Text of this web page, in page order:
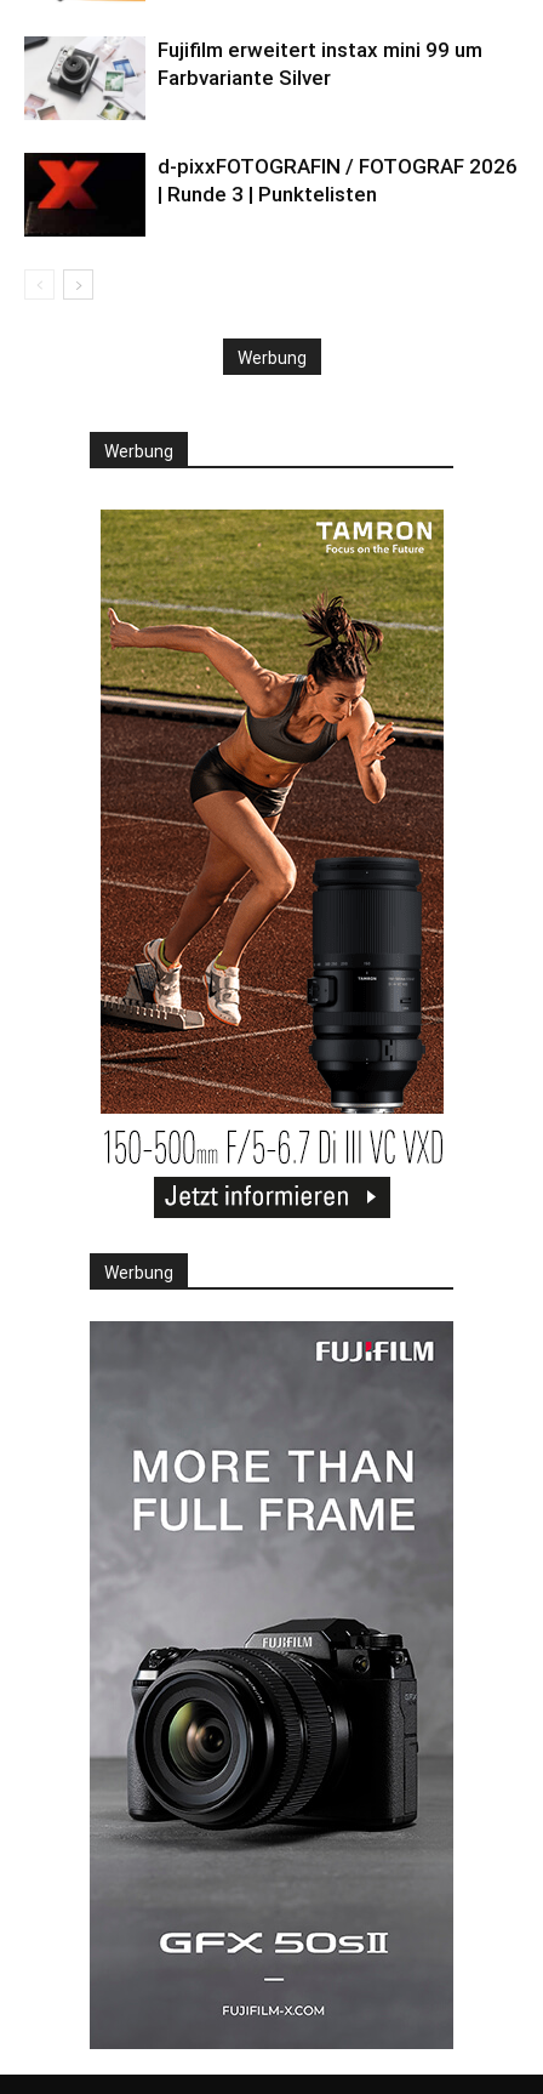
Fujifilm erweitert instax mini 99 um
Farbvariante Silver
d-pixxFOTOGRAFIN / FOTOGRAF 2026
| Runde 3 | Punktelisten
Werbung
Werbung
Werbung